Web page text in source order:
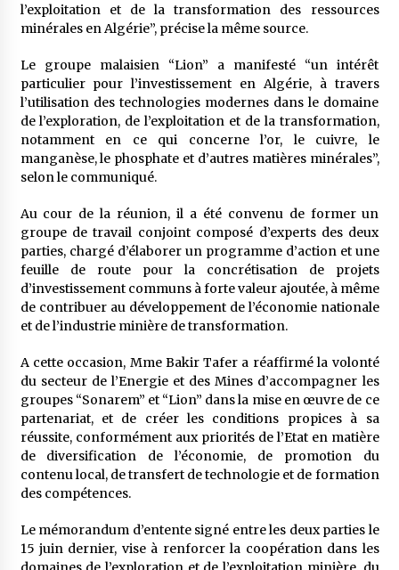
l’exploitation et de la transformation des ressources
minérales en Algérie”, précise la même source.
Le groupe malaisien “Lion” a manifesté “un intérêt
particulier pour l’investissement en Algérie, à travers
l’utilisation des technologies modernes dans le domaine
de l’exploration, de l’exploitation et de la transformation,
notamment en ce qui concerne l’or, le cuivre, le
manganèse, le phosphate et d’autres matières minérales”,
selon le communiqué.
Au cour de la réunion, il a été convenu de former un
groupe de travail conjoint composé d’experts des deux
parties, chargé d’élaborer un programme d’action et une
feuille de route pour la concrétisation de projets
d’investissement communs à forte valeur ajoutée, à même
de contribuer au développement de l’économie nationale
et de l’industrie minière de transformation.
A cette occasion, Mme Bakir Tafer a réaffirmé la volonté
du secteur de l’Energie et des Mines d’accompagner les
groupes “Sonarem” et “Lion” dans la mise en œuvre de ce
partenariat, et de créer les conditions propices à sa
réussite, conformément aux priorités de l’Etat en matière
de diversification de l’économie, de promotion du
contenu local, de transfert de technologie et de formation
des compétences.
Le mémorandum d’entente signé entre les deux parties le
15 juin dernier, vise à renforcer la coopération dans les